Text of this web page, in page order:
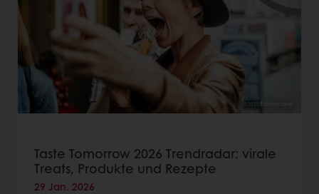
Taste Tomorrow 2026 Trendradar: virale
Treats, Produkte und Rezepte
29 Jan. 2026